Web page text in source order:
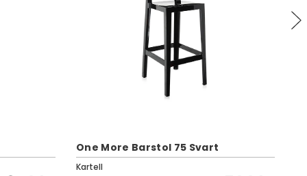
One More Barstol 75 Svart
Kartell